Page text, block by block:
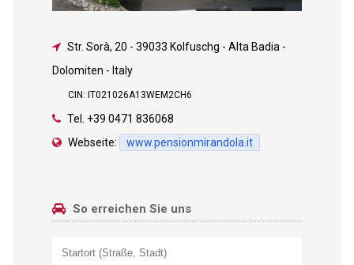
Str. Sorà, 20 - 39033 Kolfuschg - Alta Badia -
Dolomiten - Italy
CIN: IT021026A13WEM2CH6
Tel. +39 0471 836068
Webseite:
www.pensionmirandola.it
So erreichen Sie uns